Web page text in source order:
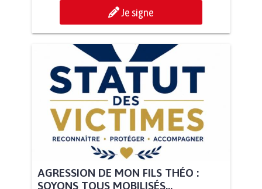
Je signe
AGRESSION DE MON FILS THÉO :
SOYONS TOUS MOBILISÉS...